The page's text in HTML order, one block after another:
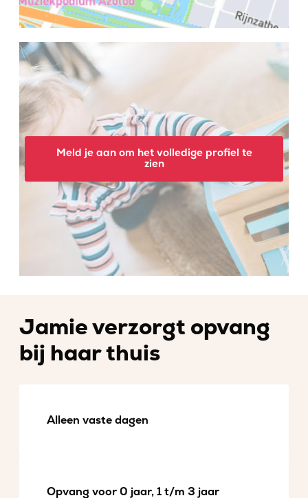
Meld je aan om het volledige profiel te
zien
Jamie verzorgt opvang
bij haar thuis
Alleen vaste dagen
Opvang voor 0 jaar, 1 t/m 3 jaar